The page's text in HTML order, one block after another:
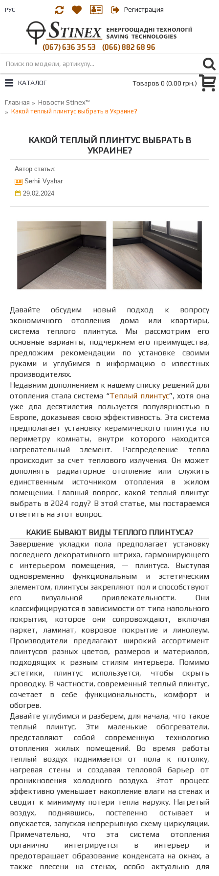
РУС Регистрация
(067) 636 35 53
(066) 882 68 96
Товаров 0 (0.00 грн.)
КАТАЛОГ
Главная Новости Stinex™
Какой теплый плинтус выбрать в Украине?
КАКОЙ ТЕПЛЫЙ ПЛИНТУС ВЫБРАТЬ В
УКРАИНЕ?
Автор статьи:
Serhii Vyshar
29.02.2024
Давайте обсудим новый подход к вопросу
экономичного отопления дома или квартиры,
система теплого плинтуса. Мы рассмотрим его
основные варианты, подчеркнем его преимущества,
предложим рекомендации по установке своими
руками и углубимся в информацию о известных
производителях.
Недавним дополнением к нашему списку решений для
отопления стала система “Теплый плинтус”, хотя она
уже два десятилетия пользуется популярностью в
Европе, доказывая свою эффективность. Эта система
предполагает установку керамического плинтуса по
периметру комнаты, внутри которого находится
нагревательный элемент. Распределение тепла
происходит за счет теплового излучения. Он может
дополнять радиаторное отопление или служить
единственным источником отопления в жилом
помещении. Главный вопрос, какой теплый плинтус
выбрать в 2024 году? В этой статье, мы постараемся
ответить на этот вопрос.
КАКИЕ БЫВАЮТ ВИДЫ ТЕПЛОГО ПЛИНТУСА?
Завершение укладки пола предполагает установку
последнего декоративного штриха, гармонирующего
с интерьером помещения, — плинтуса. Выступая
одновременно функциональным и эстетическим
элементом, плинтусы закрепляют пол и способствуют
его визуальной привлекательности. Они
классифицируются в зависимости от типа напольного
покрытия, которое они сопровождают, включая
паркет, ламинат, ковровое покрытие и линолеум.
Производители предлагают широкий ассортимент
плинтусов разных цветов, размеров и материалов,
подходящих к разным стилям интерьера. Помимо
эстетики, плинтус используется, чтобы скрыть
проводку. В частности, современный теплый плинтус,
сочетает в себе функциональность, комфорт и
обогрев.
Давайте углубимся и разберем, для начала, что такое
теплый плинтус. Эти маленькие обогреватели,
представляют собой современную технологию
отопления жилых помещений. Во время работы
теплый воздух поднимается от пола к потолку,
нагревая стены и создавая тепловой барьер от
проникновения холодного воздуха. Этот процесс
эффективно уменьшает накопление влаги на стенах и
сводит к минимуму потери тепла наружу. Нагретый
воздух, поднявшись, постепенно остывает и
опускается, запуская непрерывную схему циркуляции.
Примечательно, что эта система отопления
органично интегрируется в интерьер и
предотвращает образование конденсата на окнах, а
также плесени на стенах, особо актуально для